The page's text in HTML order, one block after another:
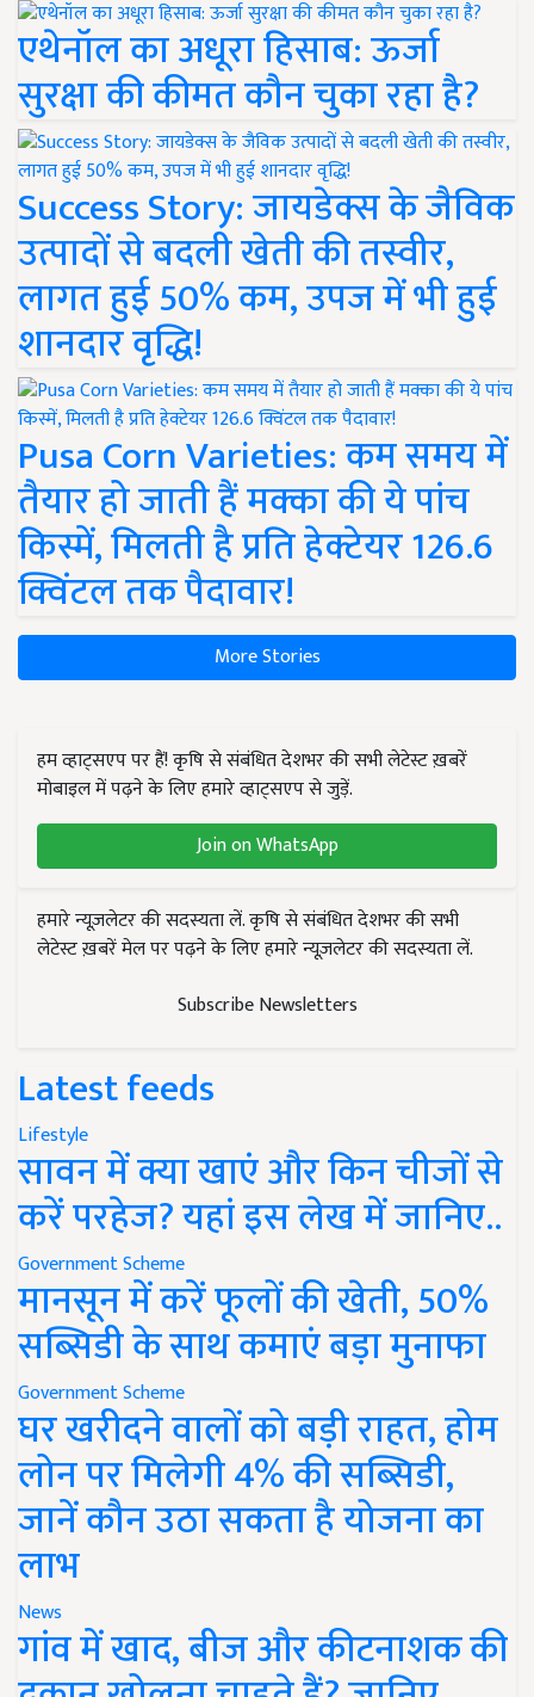
एथेनॉल का अधूरा हिसाब: ऊर्जा
सुरक्षा की कीमत कौन चुका रहा है?
Success Story: जायडेक्स के जैविक
उत्पादों से बदली खेती की तस्वीर,
लागत हुई 50% कम, उपज में भी हुई
शानदार वृद्धि!
Pusa Corn Varieties: कम समय में
तैयार हो जाती हैं मक्का की ये पांच
किस्में, मिलती है प्रति हेक्टेयर 126.6
क्विंटल तक पैदावार!
More Stories
हम व्हाट्सएप पर हैं! कृषि से संबंधित देशभर की सभी लेटेस्ट ख़बरें
मोबाइल में पढ़ने के लिए हमारे व्हाट्सएप से जुड़ें.
Join on WhatsApp
हमारे न्यूज़लेटर की सदस्यता लें. कृषि से संबंधित देशभर की सभी
लेटेस्ट ख़बरें मेल पर पढ़ने के लिए हमारे न्यूज़लेटर की सदस्यता लें.
Subscribe Newsletters
Latest feeds
Lifestyle
सावन में क्या खाएं और किन चीजों से
करें परहेज? यहां इस लेख में जानिए..
Government Scheme
मानसून में करें फूलों की खेती, 50%
सब्सिडी के साथ कमाएं बड़ा मुनाफा
Government Scheme
घर खरीदने वालों को बड़ी राहत, होम
लोन पर मिलेगी 4% की सब्सिडी,
जानें कौन उठा सकता है योजना का
लाभ
News
गांव में खाद, बीज और कीटनाशक की